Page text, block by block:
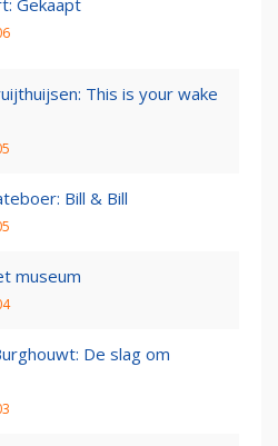
Gekaapt
This is your wake
Bill & Bill
museum
De slag om